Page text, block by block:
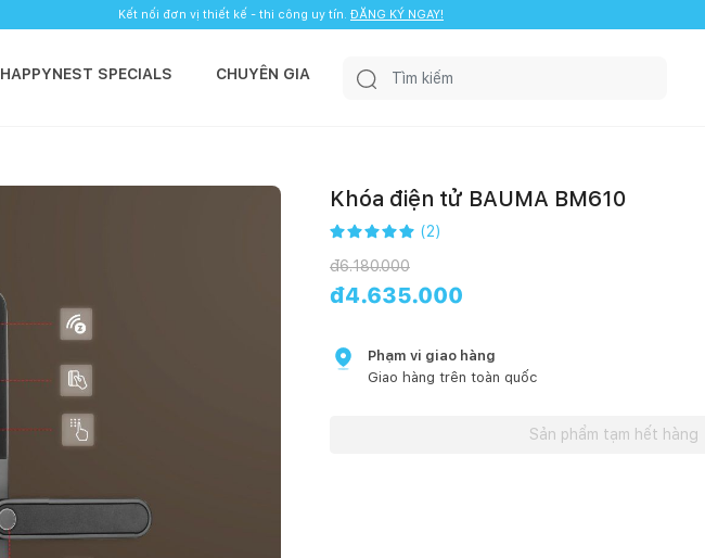
Kết nối đơn vị thiết kế - thi công uy tín. ĐĂNG KÝ NGAY!
HAPPYNEST SPECIALS CHUYÊN GIA
Khóa điện tử BAUMA BM610
(2)
đ6.180.000
đ4.635.000
Phạm vi giao hàng
Giao hàng trên toàn quốc
Sản phẩm tạm hết hàng